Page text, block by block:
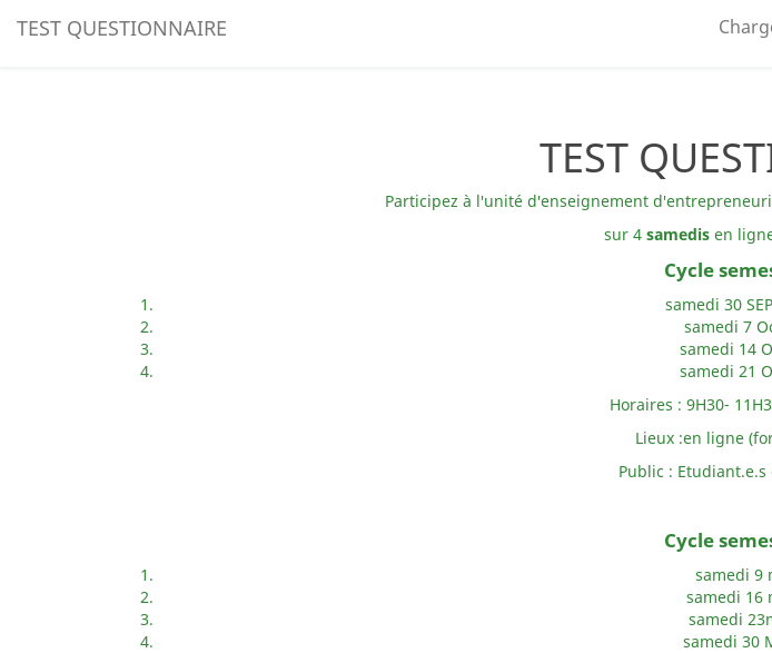
TEST QUESTIONNAIRE
TEST
Participez à l'unité d'enseignement
sur 4 samedis en
Cycle
samedi 30
samedi 7
samedi 14
samedi 21
Horaires : 9H30-
Lieux :en ligne
Public : Etudiant.e.s
Cycle
samedi 9
samedi 16
samedi
samedi 30